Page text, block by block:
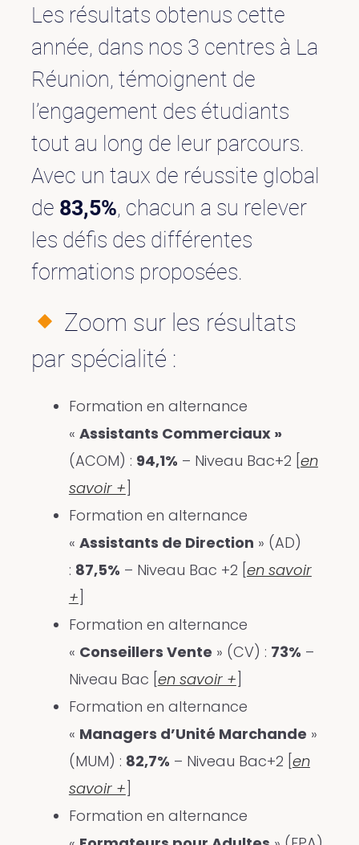
Les résultats obtenus cette
année, dans nos 3 centres à La
Réunion, témoignent de
l’engagement des étudiants
tout au long de leur parcours.
Avec un taux de réussite global
de 83,5%, chacun a su relever
les défis des différentes
formations proposées.
Zoom sur les résultats
par spécialité :
Formation en alternance
« Assistants Commerciaux »
(ACOM) : 94,1% – Niveau Bac+2 [en
savoir +
Formation en alternance
« Assistants de Direction » (AD)
: 87,5% – Niveau Bac +2 [en savoir
+
Formation en alternance
« Conseillers Vente » (CV) : 73% –
Niveau Bac [en savoir +
Formation en alternance
« Managers d’Unité Marchande »
(MUM) : 82,7% – Niveau Bac+2 [en
savoir +
Formation en alternance